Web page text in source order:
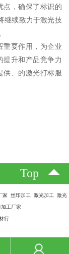
点，确保了标识的
继续致力于激光技
重要作用，为企业
提升和产品竞争力
供、的激光打标服
Top
家 丝印加工 激光加工 激光
工厂家
行